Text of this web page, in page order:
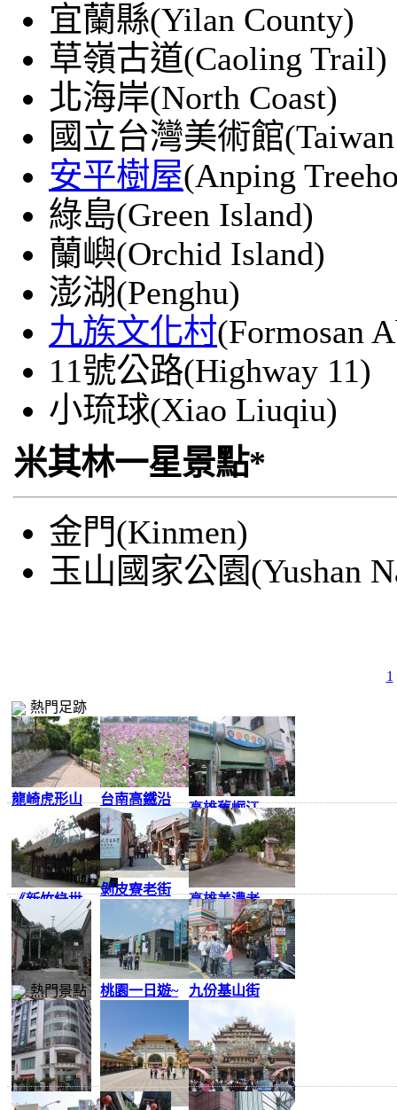
宜蘭縣(Yilan County)
草嶺古道(Caoling Trail)
北海岸(North Coast)
國立台灣美術館
安平樹屋(Anping
綠島(Green Island)
蘭嶼(Orchid Island)
澎湖(Penghu)
九族文化村(Formosan
11號公路(Highway 11)
小琉球(Xiao Liuqiu)
米其林一星景點*
金門(Kinmen)
玉山國家公園(Yushan
1
熱門足跡
龍崎虎形山
台南高鐵沿
線單
高雄舊崛江
商店
《新竹綠世
界》
剝皮寮老街
高雄美濃老
古的
九份豎崎路
直行
桃園一日遊~
九份基山街
熱門景點